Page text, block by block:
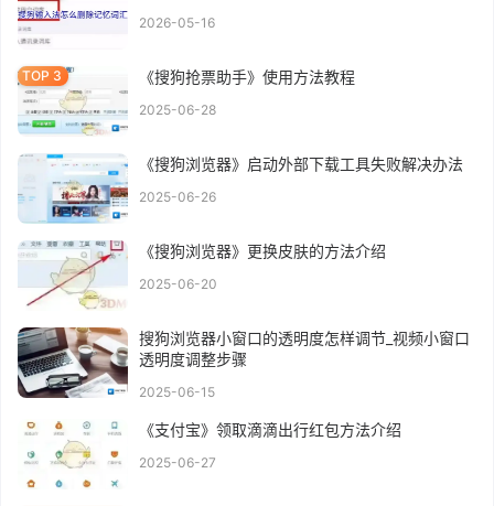
2026-05-16
《搜狗抢票助手》使用方法教程
2025-06-28
《搜狗浏览器》启动外部下载工具失败解决办法
2025-06-26
《搜狗浏览器》更换皮肤的方法介绍
2025-06-20
搜狗浏览器小窗口的透明度怎样调节_视频小窗口
透明度调整步骤
2025-06-15
《支付宝》领取滴滴出行红包方法介绍
2025-06-27